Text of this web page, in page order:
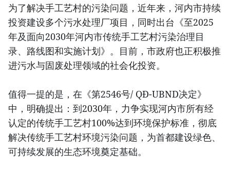
为了解决手工艺村的污染问题，近年来，河内市持续
投资建设多个污水处理厂项目，同时出台《至2025
年及面向2030年河内市传统手工艺村污染治理目
录、路线图和实施计划》。目前，市政府也正积极推
进污水与固废处理领域的社会化投资。
值得一提的是，在《第2546号/ QĐ-UBND决定》
中，明确提出：到2030年，力争实现河内市所有经
认定的传统手工艺村100%达到环境保护标准，彻底
解决传统手工艺村环境污染问题，为首都建设绿色、
可持续发展的生态环境奠定基础。